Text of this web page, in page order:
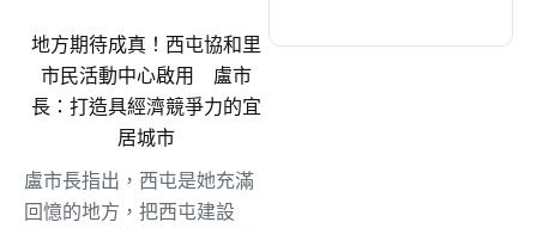
地方期待成真！西屯協和里
市民活動中心啟用 盧市
長：打造具經濟競爭力的宜
居城市
盧市長指出，西屯是她充滿
回憶的地方，把西屯建設